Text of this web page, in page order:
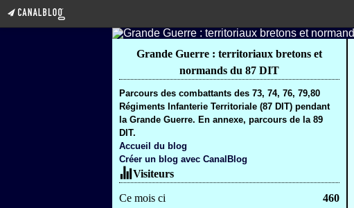
Grande Guerre : territoriaux bretons et
normands du 87 DIT
Parcours des combattants des 73, 74, 76, 79,80
Régiments Infanterie Territoriale (87 DIT) pendant
la Grande Guerre. En annexe, parcours de la 89
DIT.
Accueil du blog
Créer un blog avec CanalBlog
Visiteurs
Ce mois ci
460